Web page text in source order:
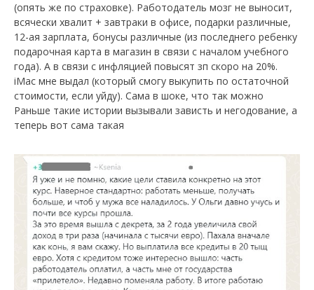
(опять же по страховке). Работодатель мозг не выносит,
всячески хвалит + завтраки в офисе, подарки различные,
12-ая зарплата, бонусы различные (из последнего ребенку
подарочная карта в магазин в связи с началом учебного
года). А в связи с инфляцией повысят зп скоро на 20%.
iMac мне выдал (который смогу выкупить по остаточной
стоимости, если уйду). Сама в шоке, что так можно
Раньше такие истории вызывали зависть и негодование, а
теперь вот сама такая